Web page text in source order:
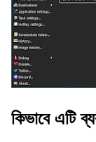
কিভাবে এটি